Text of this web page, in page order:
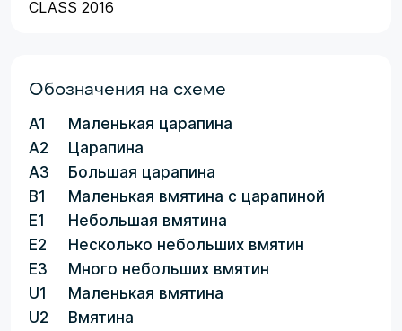
Обозначения на схеме
A1
Маленькая царапина
A2
Царапина
A3
Большая царапина
B1
Маленькая вмятина с царапиной
E1
Небольшая вмятина
E2
Несколько небольших вмятин
E3
Много небольших вмятин
U1
Маленькая вмятина
U2
Вмятина